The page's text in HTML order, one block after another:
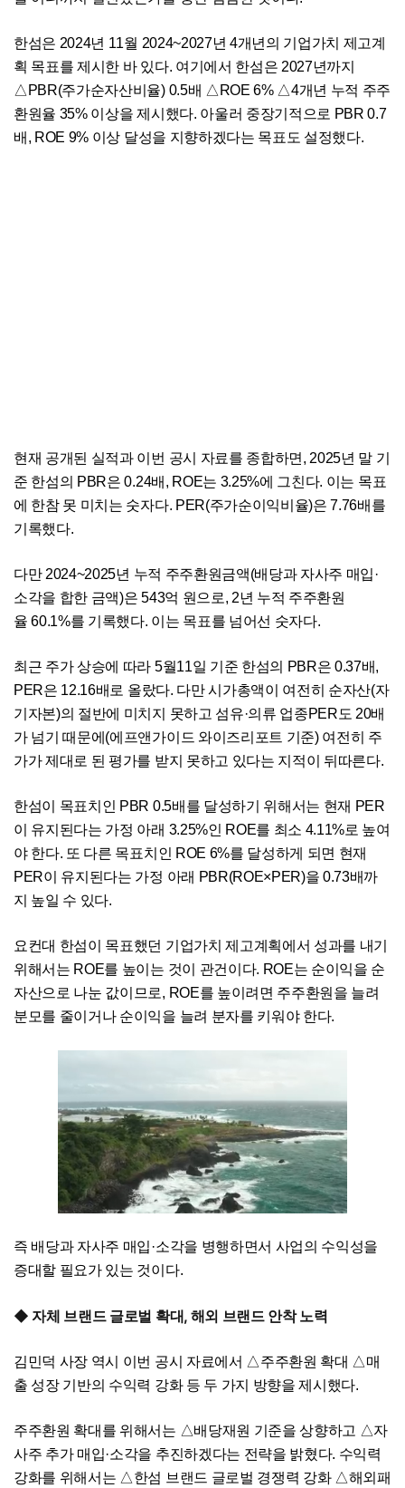
한섬은 2024년 11월 2024~2027년 4개년의 기업가치 제고계
획 목표를 제시한 바 있다. 여기에서 한섬은 2027년까지
△PBR(주가순자산비율) 0.5배 △ROE 6% △4개년 누적 주주
환원율 35% 이상을 제시했다. 아울러 중장기적으로 PBR 0.7
배, ROE 9% 이상 달성을 지향하겠다는 목표도 설정했다.
현재 공개된 실적과 이번 공시 자료를 종합하면, 2025년 말 기
준 한섬의 PBR은 0.24배, ROE는 3.25%에 그친다. 이는 목표
에 한참 못 미치는 숫자다. PER(주가순이익비율)은 7.76배를
기록했다.
다만 2024~2025년 누적 주주환원금액(배당과 자사주 매입·
소각을 합한 금액)은 543억 원으로, 2년 누적 주주환원
율 60.1%를 기록했다. 이는 목표를 넘어선 숫자다.
최근 주가 상승에 따라 5월11일 기준 한섬의 PBR은 0.37배,
PER은 12.16배로 올랐다. 다만 시가총액이 여전히 순자산(자
기자본)의 절반에 미치지 못하고 섬유·의류 업종PER도 20배
가 넘기 때문에(에프앤가이드 와이즈리포트 기준) 여전히 주
가가 제대로 된 평가를 받지 못하고 있다는 지적이 뒤따른다.
한섬이 목표치인 PBR 0.5배를 달성하기 위해서는 현재 PER
이 유지된다는 가정 아래 3.25%인 ROE를 최소 4.11%로 높여
야 한다. 또 다른 목표치인 ROE 6%를 달성하게 되면 현재
PER이 유지된다는 가정 아래 PBR(ROE×PER)을 0.73배까
지 높일 수 있다.
요컨대 한섬이 목표했던 기업가치 제고계획에서 성과를 내기
위해서는 ROE를 높이는 것이 관건이다. ROE는 순이익을 순
자산으로 나눈 값이므로, ROE를 높이려면 주주환원을 늘려
분모를 줄이거나 순이익을 늘려 분자를 키워야 한다.
즉 배당과 자사주 매입·소각을 병행하면서 사업의 수익성을
증대할 필요가 있는 것이다.
◆ 자체 브랜드 글로벌 확대, 해외 브랜드 안착 노력
김민덕 사장 역시 이번 공시 자료에서 △주주환원 확대 △매
출 성장 기반의 수익력 강화 등 두 가지 방향을 제시했다.
주주환원 확대를 위해서는 △배당재원 기준을 상향하고 △자
사주 추가 매입·소각을 추진하겠다는 전략을 밝혔다. 수익력
강화를 위해서는 △한섬 브랜드 글로벌 경쟁력 강화 △해외패